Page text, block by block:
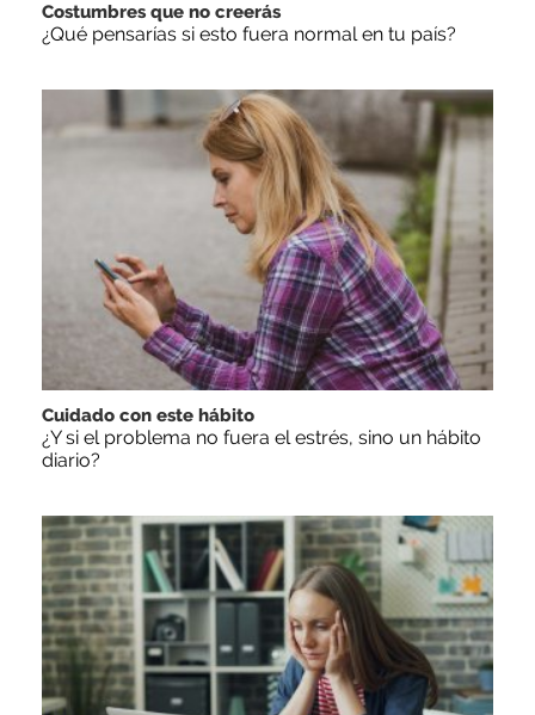
Costumbres que no creerás
¿Qué pensarías si esto fuera normal en tu país?
Cuidado con este hábito
¿Y si el problema no fuera el estrés, sino un hábito
diario?